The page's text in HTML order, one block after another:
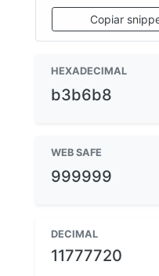
Copiar
HEXADECIMAL
b3b6b8
WEB SAFE
999999
DECIMAL
11777720